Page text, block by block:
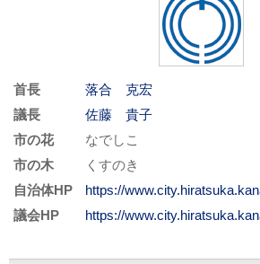
首長
落合 克宏
議長
佐藤 貴子
市の花
なでしこ
市の木
くすのき
自治体HP
https://
議会HP
https://